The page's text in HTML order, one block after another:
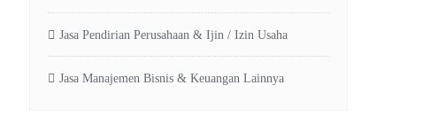
Jasa Pendirian Perusahaan & Ijin / Izin Usaha
Jasa Manajemen Bisnis & Keuangan Lainnya